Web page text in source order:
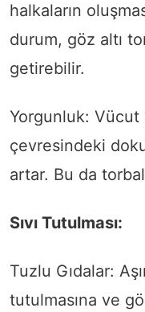
halkaların
durum, göz altı
getirebilir.
Yorgunluk:
çevresindeki
artar. Bu da
Sıvı Tutulması:
Tuzlu Gıdalar:
tutulmasına ve